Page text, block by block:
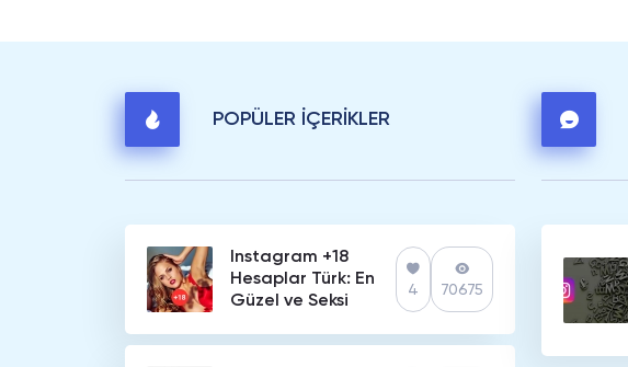
POPÜLER İÇERİKLER
Instagram +18
Hesaplar Türk: En
Güzel ve Seksi
4 70675